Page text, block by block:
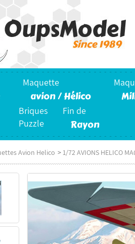
Maquette
avion / Hélico
Briques
Puzzle
Fin de
Rayon
Avion Helico >1/72 AVIONS HELICO